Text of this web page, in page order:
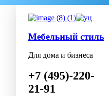
Мебельный стиль
Для дома и бизнеса
+7 (495)-220-
21-91